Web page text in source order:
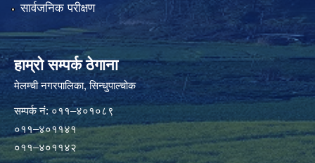
सार्वजनिक परीक्षण
हाम्रो सम्पर्क ठेगाना
मेलम्ची नगरपालिका‍, सिन्धुपाल्चोक
सम्पर्क न‌ं: ०११–४०१०८९
०११–४०११४१
०११–४०११४२